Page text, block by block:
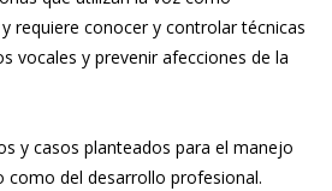
requiere conocer y controlar técnicas
vocales y prevenir afecciones de la
y casos planteados para el manejo
como del desarrollo profesional.